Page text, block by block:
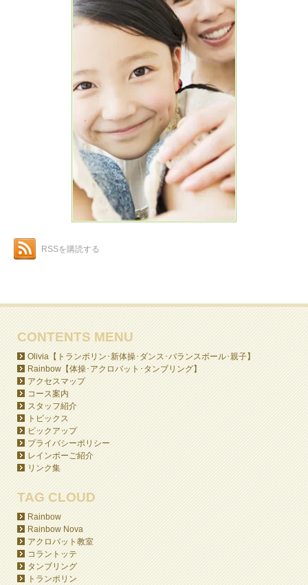
RSSを購読する
CONTENTS MENU
Olivia【トランポリン･新体操･ダンス･バランスボール･親子】
Rainbow【体操･アクロバット･タンブリング】
アクセスマップ
コース案内
スタッフ紹介
トピックス
ピックアップ
プライバシーポリシー
レインボーご紹介
リンク集
TAG CLOUD
Rainbow
Rainbow Nova
アクロバット教室
コラントッテ
タンブリング
トランポリン